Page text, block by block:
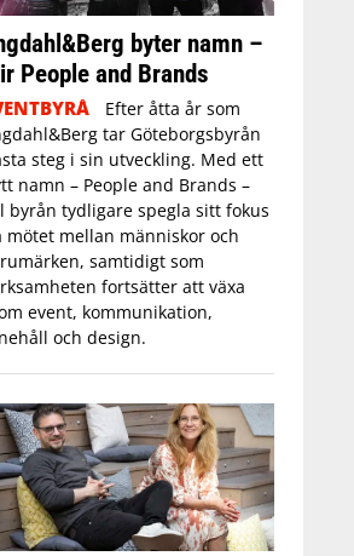
byter namn –
People and Brands
Efter åtta år som
tar Göteborgsbyrån
steg i sin utveckling. Med ett
namn – People and Brands –
byrån tydligare spegla sitt fokus
mötet mellan människor och
samtidigt som
fortsätter att växa
event, kommunikation,
och design.